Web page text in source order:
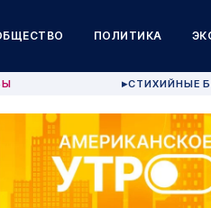
ПОЛИТИКА
▶СТИХИЙНЫЕ